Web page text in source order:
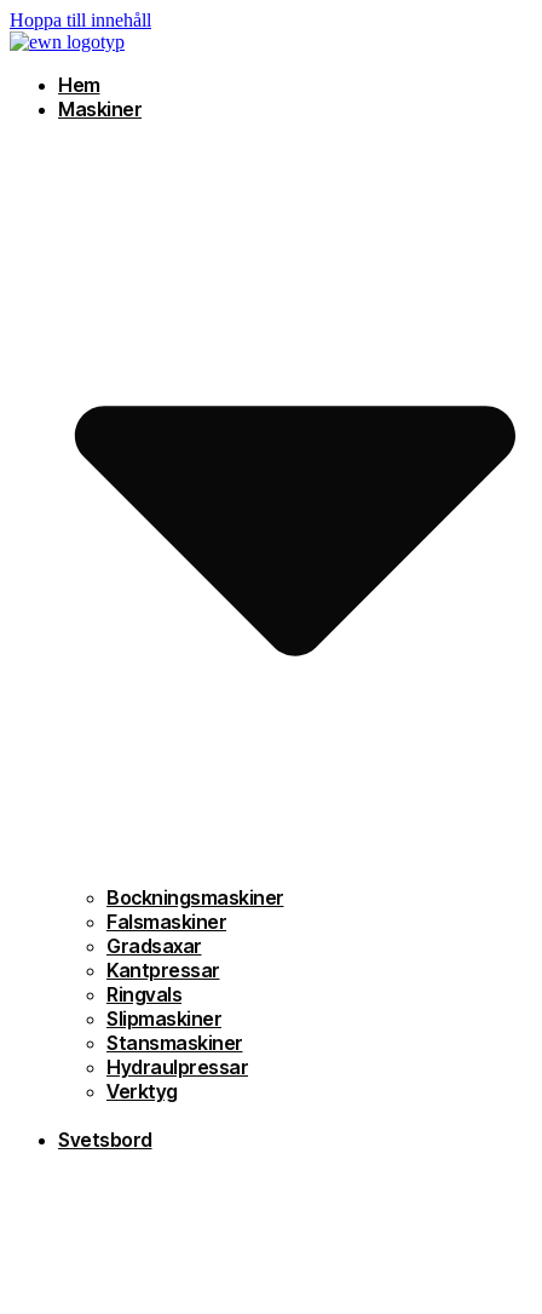
Hoppa till innehåll
Hem
Maskiner
Bockningsmaskiner
Falsmaskiner
Gradsaxar
Kantpressar
Ringvals
Slipmaskiner
Stansmaskiner
Hydraulpressar
Verktyg
Svetsbord